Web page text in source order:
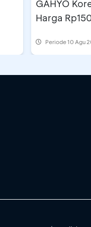
GAHYO
Harga
Periode10 Agu